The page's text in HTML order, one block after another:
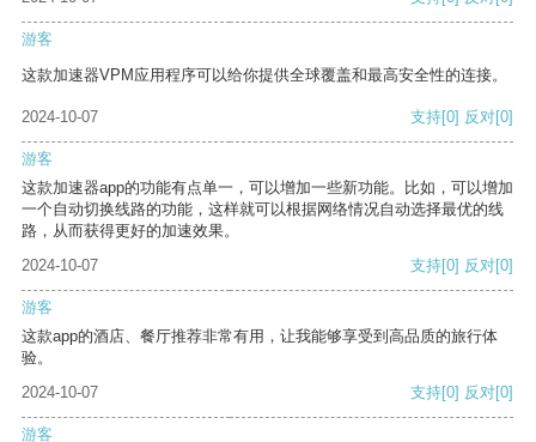
游客
这款加速器VPM应用程序可以给你提供全球覆盖和最高安全性的连接。
2024-10-07 支持[0] 反对[0]
游客
这款加速器app的功能有点单一，可以增加一些新功能。比如，可以增加
一个自动切换线路的功能，这样就可以根据网络情况自动选择最优的线
路，从而获得更好的加速效果。
2024-10-07
支持[0] 反对[0]
游客
这款app的酒店、餐厅推荐非常有用，让我能够享受到高品质的旅行体
验。
2024-10-07
支持[0] 反对[0]
游客